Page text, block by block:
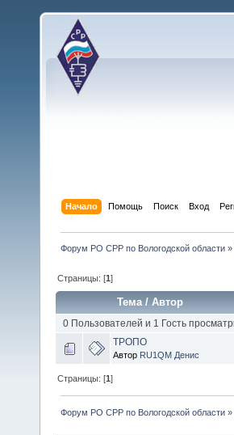
Начало Помощь Поиск Вход
Форум РО СРР по Вологодской области »
Страницы: [1]
Тема/Автор
0 Пользователей и 1 Гость
ТРОПО
Автор RU1QM Денис
Страницы: [1]
Форум РО СРР по Вологодской области »